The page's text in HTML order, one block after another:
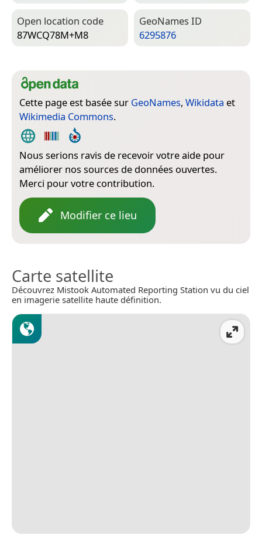
Open location code
87WCQ78M+M8
Geo­Names ID
6295876
Cette page est basée sur GeoNames, Wikidata et
Wikimedia Commons.
Nous serions ravis de recevoir votre aide pour
améliorer nos sources de données ouvertes.
Merci pour votre contribution.
Modifier ce lieu
Carte satellite
Découvrez Mistook Automated Reporting Station vu du ciel
en imagerie satellite haute définition.